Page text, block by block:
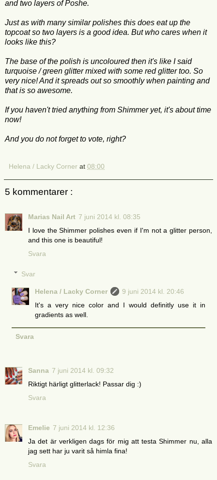
and two layers of Poshe.
Just as with many similar polishes this does eat up the
topcoat so two layers is a good idea. But who cares when it
looks like this?
The base of the polish is uncoloured then it's like I said
turquoise / green glitter mixed with some red glitter too. So
very nice! And it spreads out so smoothly when painting and
that is so awesome.
If you haven't tried anything from Shimmer yet, it's about time
now!
And you do not forget to vote, right?
Helena / Lacky Corner at 08:00
5 kommentarer :
Marias Nail Art 7 juni 2014 kl. 08:35
I love the Shimmer polishes even if I'm not a glitter person,
and this one is beautiful!
Svara
Svar
Helena / Lacky Corner
9 juni 2014 kl. 20:46
It's a very nice color and I would definitly use it in
gradients as well.
Svara
Sanna 7 juni 2014 kl. 09:32
Riktigt härligt glitterlack! Passar dig :)
Svara
Emelie 7 juni 2014 kl. 12:36
Ja det är verkligen dags för mig att testa Shimmer nu, alla
jag sett har ju varit så himla fina!
Svara